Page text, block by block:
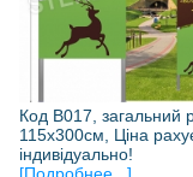
Код В017, загальний
115х300см, Ціна
індивідуально!